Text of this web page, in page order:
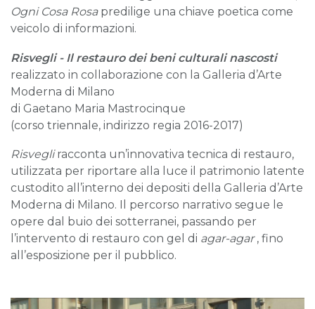
Ogni Cosa Rosapredilige una chiave poetica come
veicolo di informazioni.
Risvegli- Il restauro dei beni culturali nascosti
realizzato in collaborazione con la Galleria d’Arte
Moderna di Milano
di Gaetano Maria Mastrocinque
(corso triennale, indirizzo regia 2016-2017)
Risvegliracconta un’innovativa tecnica di restauro,
utilizzata per riportare alla luce il patrimonio latente
custodito all’interno dei depositi della Galleria d’Arte
Moderna di Milano. Il percorso narrativo segue le
opere dal buio dei sotterranei, passando per
l’intervento di restauro con gel di agar-agar, fino
all’esposizione per il pubblico.